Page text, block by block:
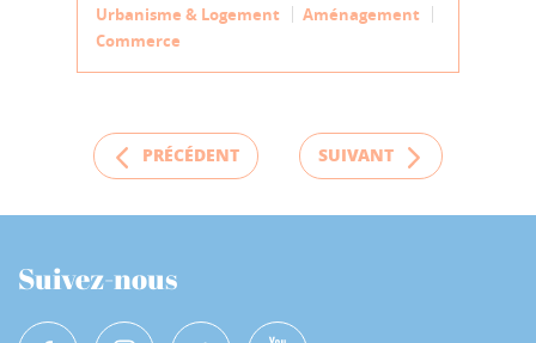
Urbanisme & Logement
Aménagement
Commerce
PRÉCÉDENT SUIVANT
Suivez-nous